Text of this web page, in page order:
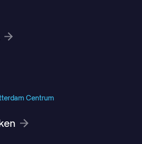
Centrum